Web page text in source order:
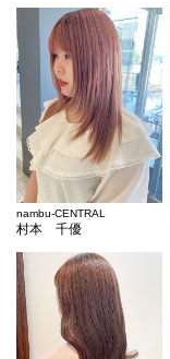
nambu-CENTRAL
村本 千優